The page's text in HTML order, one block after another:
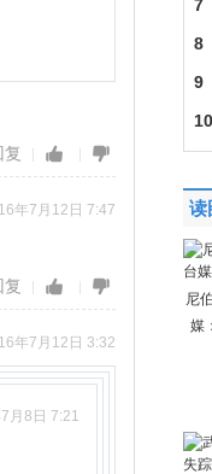
复
年7月12日 7:47
复
年7月12日 3:32
月8日 7:21
7
8
9
10
686
读
尼
媒